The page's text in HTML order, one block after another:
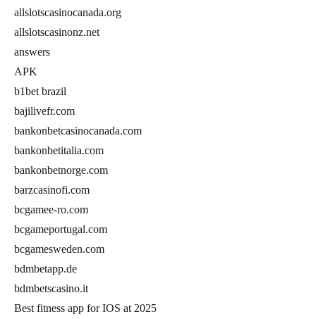
allslotscasinocanada.org
allslotscasinonz.net
answers
APK
b1bet brazil
bajilivefr.com
bankonbetcasinocanada.com
bankonbetitalia.com
bankonbetnorge.com
barzcasinofi.com
bcgamee-ro.com
bcgameportugal.com
bcgamesweden.com
bdmbetapp.de
bdmbetscasino.it
Best fitness app for IOS at 2025